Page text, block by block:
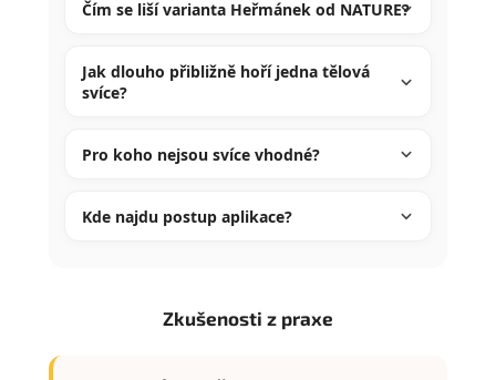
Čím se liší varianta Heřmánek od NATURE?
Jak dlouho přibližně hoří jedna tělová
svíce?
Pro koho nejsou svíce vhodné?
Kde najdu postup aplikace?
Zkušenosti z praxe